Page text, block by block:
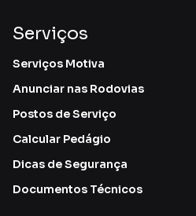
Serviços
Serviços Motiva
Anunciar nas Rodovias
Postos de Serviço
Calcular Pedágio
Dicas de Segurança
Documentos Técnicos